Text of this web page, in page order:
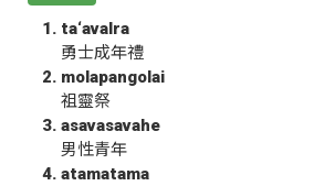
ta‘avalra
勇士成年禮
molapangolai
祖靈祭
asavasavahe
男性青年
atamatama